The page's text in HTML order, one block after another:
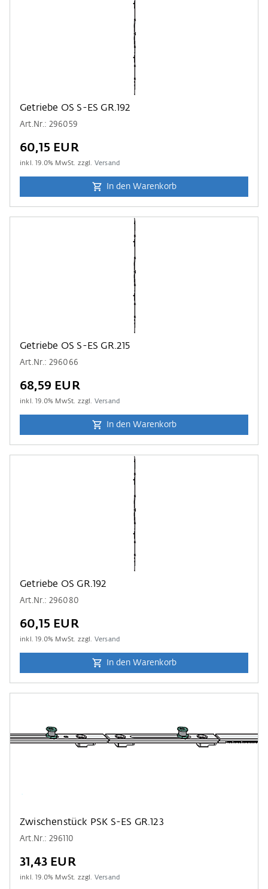
Getriebe OS S-ES GR.192
Art.Nr.: 296059
60,15 EUR
inkl.19.0% MwSt. zzgl. Versand
In den Warenkorb
Getriebe OS S-ES GR.215
Art.Nr.: 296066
68,59 EUR
inkl.19.0% MwSt. zzgl. Versand
In den Warenkorb
Getriebe OS GR.192
Art.Nr.: 296080
60,15 EUR
inkl.19.0% MwSt. zzgl. Versand
In den Warenkorb
Zwischenstück PSK S-ES GR.123
Art.Nr.: 296110
31,43 EUR
inkl.19.0% MwSt. zzgl. Versand